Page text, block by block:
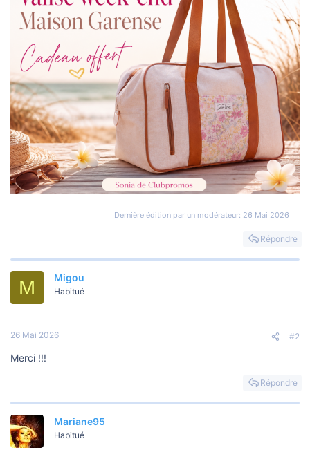
Dernière édition par un modérateur: 26 Mai 2026
Répondre
M Migou
Habitué
26 Mai 2026 #2
Merci !!!
Répondre
Mariane95
Habitué